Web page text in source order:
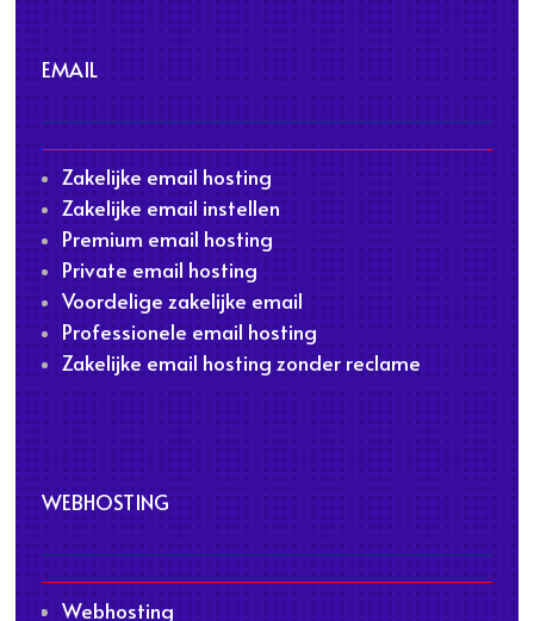
EMAIL
Zakelijke email hosting
Zakelijke email instellen
Premium email hosting
Private email hosting
Voordelige zakelijke email
Professionele email hosting
Zakelijke email hosting zonder reclame
WEBHOSTING
Webhosting